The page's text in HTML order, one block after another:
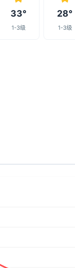
33°
1-3级
28°
1-3级